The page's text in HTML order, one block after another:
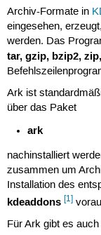
Archiv-Formate in
eingesehen,
werden. Das
tar, gzip, bzip2,
Ark ist
über das Paket
ark
nachinstalliert
zusammen um
Installation des
kdeaddons [1]
Für Ark gibt es auch